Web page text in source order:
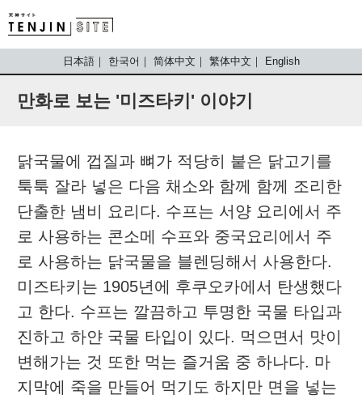
TENJIN SITE
日本語 한국어 简体中文 繁体中文 English
만화로 보는 '미즈타키' 이야기
닭국물에 껍질과 뼈가 적당히 붙은 닭고기를
툭툭 잘라 넣은 다음 채소와 함께 함께 조리한
단출한 냄비 요리다. 수프는 서양 요리에서 주
로 사용하는 콘소메 수프와 중국요리에서 주
로 사용하는 닭국물을 블렌딩해서 사용한다.
미즈타키는 1905년에 후쿠오카에서 탄생했다
고 한다. 수프는 깔끔하고 투명한 국물 타입과
진하고 하얀 국물 타입이 있다. 먹으면서 맛이
변해가는 것 또한 먹는 즐거움 중 하나다. 마
지막에 죽을 만들어 먹기도 하지만 면을 넣는